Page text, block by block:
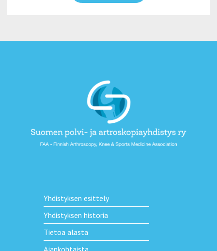
Yhdistyksen esittely
Yhdistyksen historia
Tietoa alasta